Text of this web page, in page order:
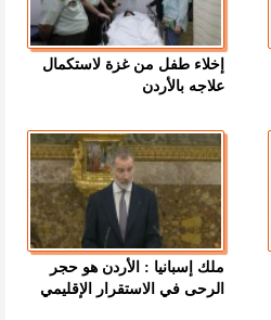
إخلاء طفل من غزة لاستكمال
علاجه بالأردن
ملك إسبانيا : الأردن هو حجر
الرحى في الاستقرار الإقليمي